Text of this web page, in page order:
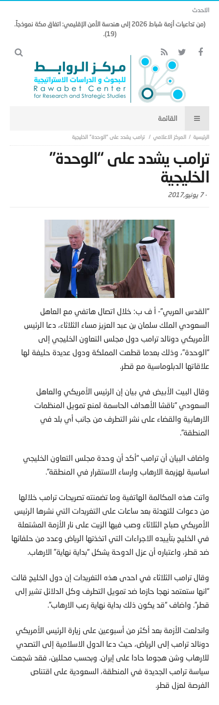
الاحدث
(من تداعيات أزمة شباط 2026 إلى هندسة الأمن الإقليمي: اتفاق مكة نموذجاً.
(19).
المركز الاعلامي ترامب يشدد على “الوحدة” الخليجية
ترامب يشدد على “الوحدة”
الخليجية
-7 يونيو,2017
“القدس العربي”- أ ف ب: خلال اتصال هاتفي مع العاهل
السعودي الملك سلمان بن عبد العزيز مساء الثلاثاء، دعا الرئيس
الأمريكي دونالد ترامب دول مجلس التعاون الخليجي إلى
“الوحدة”، وذلك بعدما قطعت المملكة ودول عديدة حليفة لها
علاقاتها الدبلوماسية مع قطر.
وقال البيت الأبيض في بيان إن الرئيس الأمريكي والعاهل
السعودي “ناقشا الأهداف الحاسمة لمنع تمويل المنظمات
الارهابية والقضاء على نشر التطرف من جانب أي بلد في
المنطقة”.
واضاف البيان أن ترامب “أكد أن وحدة مجلس التعاون الخليجي
اساسية لهزيمة الارهاب وارساء الاستقرار في المنطقة”.
واتت هذه المكالمة الهاتفية وما تضمنته تصريحات ترامب خلالها
من دعوات للتهدئة بعد ساعات على التغريدات التي نشرها الرئيس
الأمريكي صباح الثلاثاء وصب فيها الزيت على نار الأزمة المشتعلة
في الخليج بتأييده الاجراءات التي اتخذتها الرياض وعدد من حلفائها
ضد قطر، واعتباره أن عزل الدوحة يشكل “بداية نهاية” الارهاب.
وقال ترامب الثلاثاء في احدى هذه التغريدات إن دول الخليج قالت
“انها ستعتمد نهجا حازما ضد تمويل التطرف وكل الدلائل تشير إلى
قطر”. واضاف “قد يكون ذلك بداية نهاية رعب الارهاب”.
واندلعت الأزمة بعد أكثر من أسبوعين على زيارة الرئيس الأمريكي
دونالد ترامب إلى الرياض، حيث دعا الدول الاسلامية إلى التصدي
للارهاب وشن هجوما حادا على إيران. وبحسب محللين، فقد شجعت
سياسة ترامب الجديدة في المنطقة، السعودية على اقتناص
الفرصة لعزل قطر.